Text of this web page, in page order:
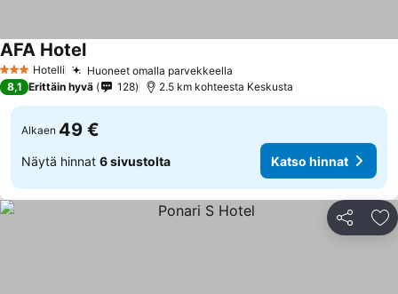
3 Tähtiluokitus
Hotelli Huoneet omalla parvekkeella
AFA HotelKatso hinnat
8,1 Erittäin hyvä 128 2.5 km kohteesta Keskusta
Alkaen 49 €
Näytä hinnat 6 sivustolta Katso hinnat
Jaa